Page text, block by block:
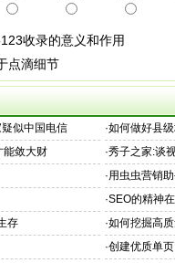
收录的意义和作用
点滴细节
似中国电信 ·如何做好县
能敛大财 ·秀子之家:谈
·用虫虫营销
·SEO的精神
存 ·如何挖掘高
·创建优质单